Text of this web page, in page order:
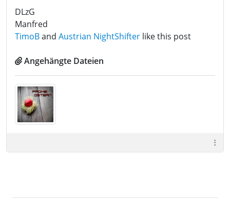
DLzG
Manfred
TimoBand Austrian NightShifter like this post
Angehängte Dateien